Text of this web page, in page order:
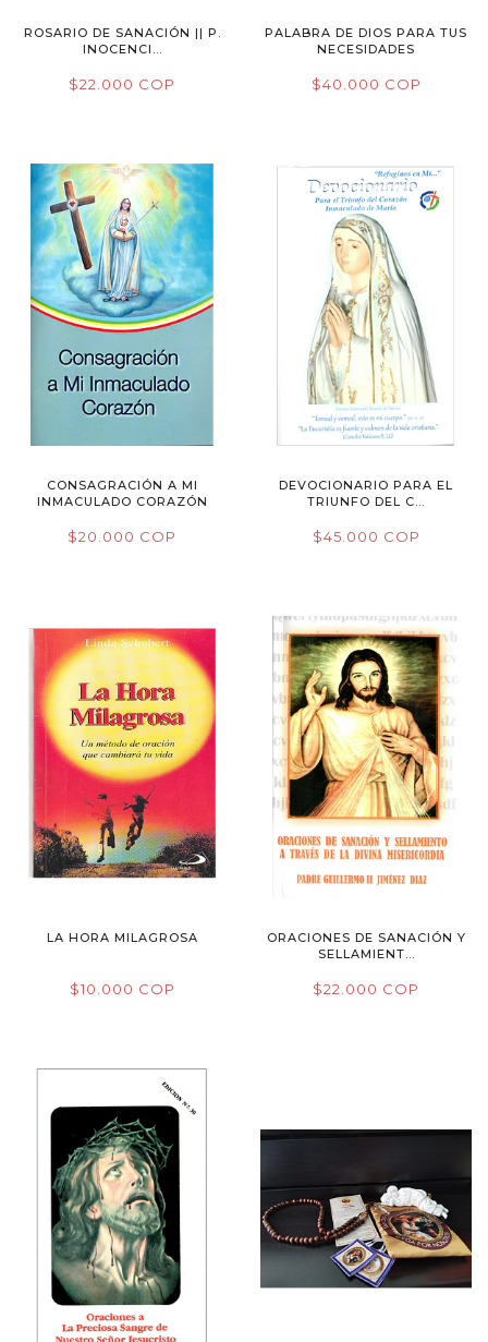
ROSARIO DE SANACIÓN || P.
INOCENCI...
$22.000 COP
PALABRA DE DIOS PARA TUS
NECESIDADES
$40.000 COP
CONSAGRACIÓN A MI
INMACULADO CORAZÓN
$20.000 COP
DEVOCIONARIO PARA EL
TRIUNFO DEL C...
$45.000 COP
LA HORA MILAGROSA
$10.000 COP
ORACIONES DE SANACIÓN Y
SELLAMIENT...
$22.000 COP